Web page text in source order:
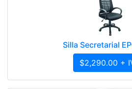
Silla Secretarial
$2,290.00 +